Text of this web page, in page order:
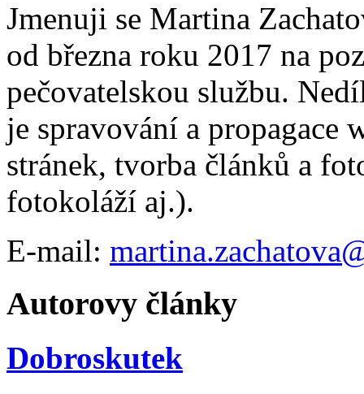
Jmenuji se Martina
od března roku 2017 na
pečovatelskou službu.
je spravování a propagace
stránek, tvorba článků a
fotokoláží aj.).
E-mail:
Autorovy články
Dobroskutek